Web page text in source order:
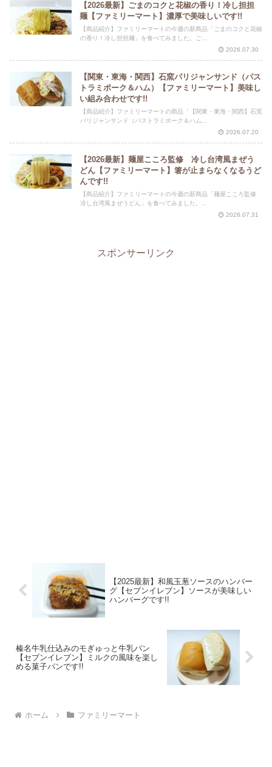
【2026最新】ごまのコクと花椒の香り！冷し担担
麺【ファミリーマート】濃厚で美味しいです!!
【商品紹介】ファミリーマートの今週の新商品「ごまのコクと花椒
の香り！冷し担担麺」を食べてみました。ご...
2026.07.30
【関東・東海・関西】石窯パリジャンサンド（パス
トラミポーク＆ハム）【ファミリーマート】美味し
い組み合わせです!!
【商品紹介】ファミリーマートの商品「【関東・東海・関西】石窯
パリジャンサンド（パストラミポーク＆ハム...
2026.07.20
【2026最新】麺屋こころ監修 冷し台湾風まぜう
どん【ファミリーマート】箸が止まらなくなるうど
んです!!
【商品紹介】ファミリーマートの今週の新商品「麺屋こころ監修
冷し台湾風まぜうどん」を食べてみました。...
2026.07.31
スポンサーリンク
【2025最新】和風玉葱ソースのハンバー
グ【セブンイレブン】ソースが美味しい
ハンバーグです!!
榛名牛乳仕込みのモぎゅっと牛乳パン
【セブンイレブン】ミルクの風味を楽し
める菓子パンです!!
ホーム ファミリーマート